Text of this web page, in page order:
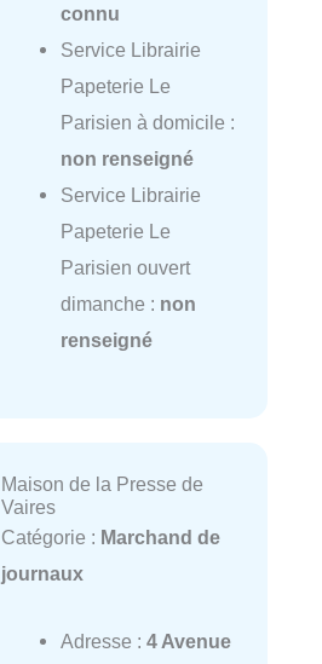
connu
Service Librairie
Papeterie Le
Parisien à domicile :
non renseigné
Service Librairie
Papeterie Le
Parisien ouvert
dimanche : non
renseigné
Maison de la Presse de
Vaires
Catégorie : Marchand de
journaux
Adresse : 4 Avenue